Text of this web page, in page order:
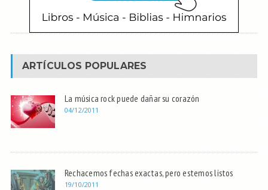
ARTÍCULOS POPULARES
La música rock puede dañar su corazón
04/12/2011
Rechacemos fechas exactas, pero estemos listos
19/10/2011